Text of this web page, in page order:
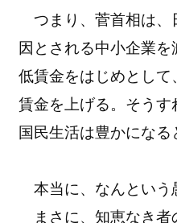
つまり、菅首相は、
因とされる中小企業
低賃金をはじめとし
賃金を上げる。そうす
国民生活は豊かになる
本当に、なんという
まさに、知恵なき者